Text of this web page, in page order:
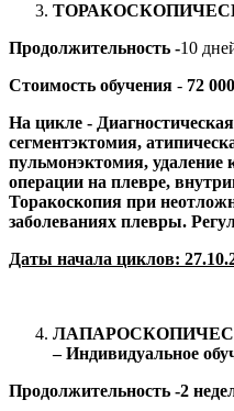
Продолжительность -10
Стоимость обучения - 72
На цикле -
сегментэктомия,
пульмонэктомия, удаление
операции на плевре,
Торакоскопия при
заболеваниях плевры.
Даты начала циклов: 27.10
– Индивидуальное
Продолжительность -2